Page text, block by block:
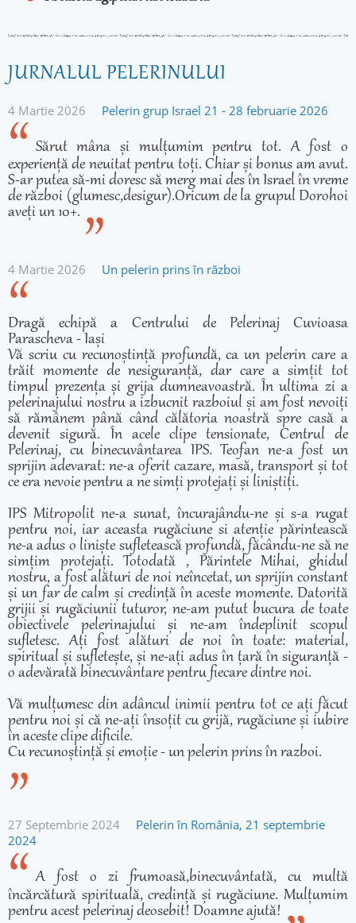
JURNALUL PELERINULUI
4 Martie 2026 Pelerin grup Israel 21 - 28 februarie 2026
Sărut mâna și mulțumim pentru tot. A fost o
experiență de neuitat pentru toți. Chiar și bonus am avut.
S-ar putea să-mi doresc să merg mai des în Israel în vreme
de război (glumesc,desigur).Oricum de la grupul Dorohoi
aveți un 10+.
4 Martie 2026 Un pelerin prins în război
Dragă echipă a Centrului de Pelerinaj Cuvioasa
Parascheva - Iași
Vă scriu cu recunoștință profundă, ca un pelerin care a
trăit momente de nesiguranță, dar care a simțit tot
timpul prezența și grija dumneavoastră. În ultima zi a
pelerinajului nostru a izbucnit razboiul și am fost nevoiți
să rămânem până când călătoria noastră spre casă a
devenit sigură. În acele clipe tensionate, Centrul de
Pelerinaj, cu binecuvântarea IPS. Teofan ne-a fost un
sprijin adevarat: ne-a oferit cazare, masă, transport și tot
ce era nevoie pentru a ne simți protejați și liniștiți.
IPS Mitropolit ne-a sunat, încurajându-ne și s-a rugat
pentru noi, iar aceasta rugăciune si atenție părintească
ne-a adus o liniște sufletească profundă, făcându-ne să ne
simțim protejați. Totodată , Părintele Mihai, ghidul
nostru, a fost alături de noi neîncetat, un sprijin constant
și un far de calm și credință în aceste momente. Datorită
grijii și rugăciunii tuturor, ne-am putut bucura de toate
obiectivele pelerinajului și ne-am îndeplinit scopul
sufletesc. Ați fost alături de noi în toate: material,
spiritual și sufletește, și ne-ați adus în țară în siguranță -
o adevărată binecuvântare pentru fiecare dintre noi.
Vă mulțumesc din adâncul inimii pentru tot ce ați făcut
pentru noi și că ne-ați însoțit cu grijă, rugăciune și iubire
în aceste clipe dificile.
Cu recunoștință și emoție - un pelerin prins în razboi.
27 Septembrie 2024
Pelerin în România, 21 septembrie
2024
A fost o zi frumoasă,binecuvântată, cu multă
încărcătură spirituală, credință și rugăciune. Mulțumim
pentru acest pelerinaj deosebit! Doamne ajută!